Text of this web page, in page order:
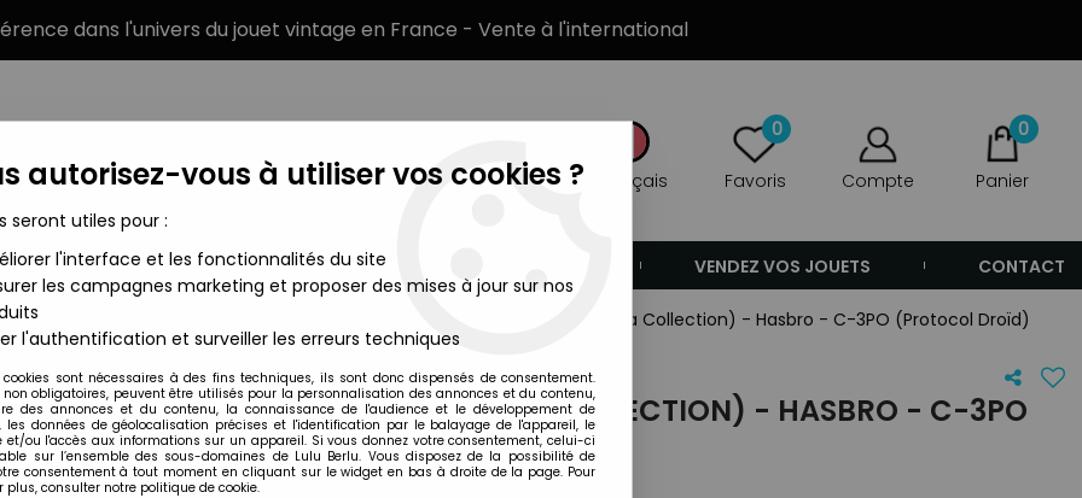
dans l'univers du jouet vintage en France - Vente à l'international
Français
0
Favoris Compte
0
Panier
MARQUES TYPE DE PRODUIT VENDEZ VOS JOUETS CONTACT
Saga Collection Star Wars (Saga Collection) - Hasbro - C-3PO (Protocol Droïd)
Hasbro
STAR WARS (SAGA COLLECTION) - HASBRO - C-3PO
(PROTOCOL DROÏD)
autorisez-vous à utiliser vos cookies ?
seront utiles pour :
l'interface et les fonctionnalités du site
les campagnes marketing et proposer des mises à jour sur nos
l'authentification et surveiller les erreurs techniques
cookies sont nécessaires à des fins techniques, ils sont donc dispensés de consentement.
non obligatoires, peuvent être utilisés pour la personnalisation des annonces et du contenu,
des annonces et du contenu, la connaissance de l'audience et le développement de
les données de géolocalisation précises et l'identification par le balayage de l'appareil, le
et/ou l'accès aux informations sur un appareil. Si vous donnez votre consentement, celui-ci
sur l’ensemble des sous-domaines de Lulu Berlu. Vous disposez de la possibilité de
consentement à tout moment en cliquant sur le widget en bas à droite de la page. Pour
plus, consulter notre politique de cookie.